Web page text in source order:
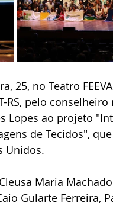
25, no Teatro
RS, pelo conselheiro
Lopes ao projeto
de Tecidos",
Unidos.
Maria
Gularte Ferreira,